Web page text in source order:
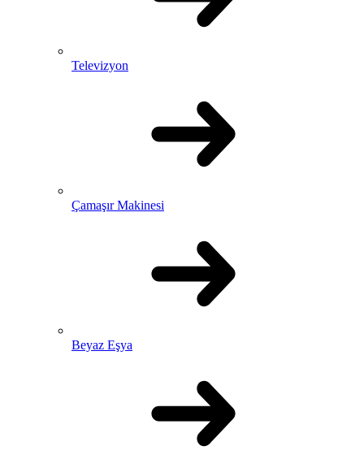
Televizyon
Çamaşır Makinesi
Beyaz Eşya